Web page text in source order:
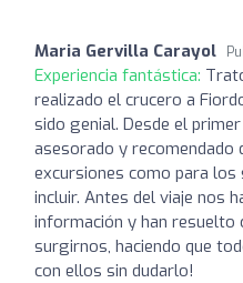
Maria Gervilla Carayol
Experiencia fantástica:
realizado el crucero a
sido genial. Desde el
asesorado y
excursiones como para los
incluir. Antes del viaje nos
información y han resuelto
surgirnos, haciendo que
con ellos sin dudarlo!